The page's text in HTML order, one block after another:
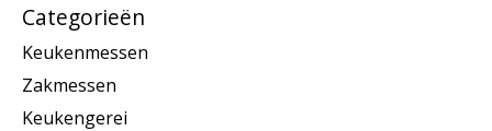
Categorieën
Keukenmessen
Zakmessen
Keukengerei